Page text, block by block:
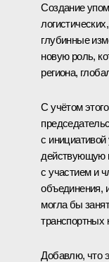
Создание
глубинные
новую роль,
региона,
С учётом
с инициативой
действующую
с участием и
объединения,
могла бы
транспортных
Добавлю, что